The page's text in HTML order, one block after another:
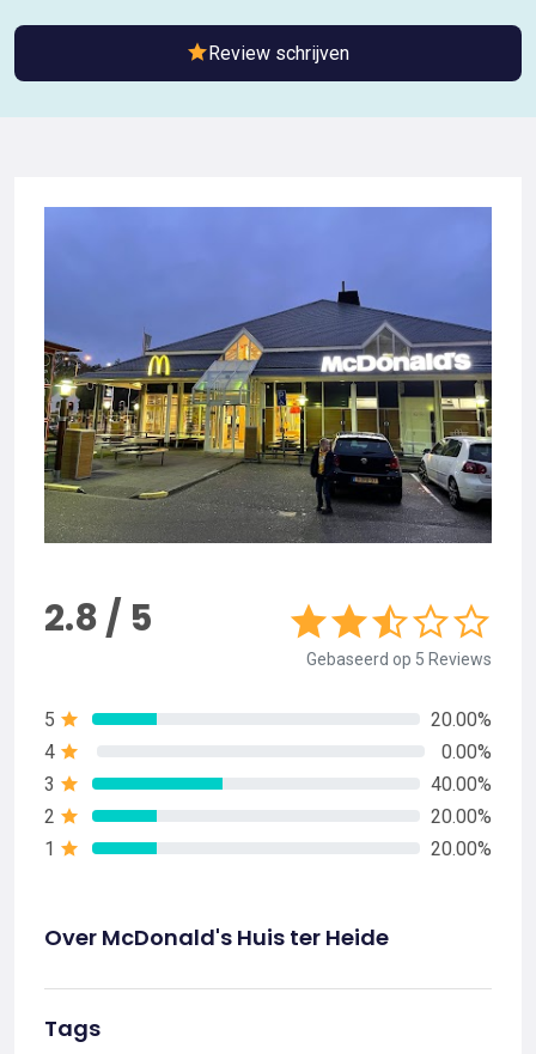
Review schrijven
2.8 / 5
Gebaseerd op 5 Reviews
5
20.00%
4
0.00%
3
40.00%
2
20.00%
1
20.00%
Over McDonald's Huis ter Heide
Tags